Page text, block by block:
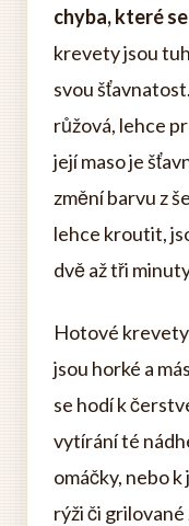
chyba, které
krevety jsou
svou
růžová, lehce
její maso je
změní barvu z
lehce kroutit,
dvě až tři
Hotové
jsou horké a
se hodí k
vytírání té
omáčky, nebo
rýži či